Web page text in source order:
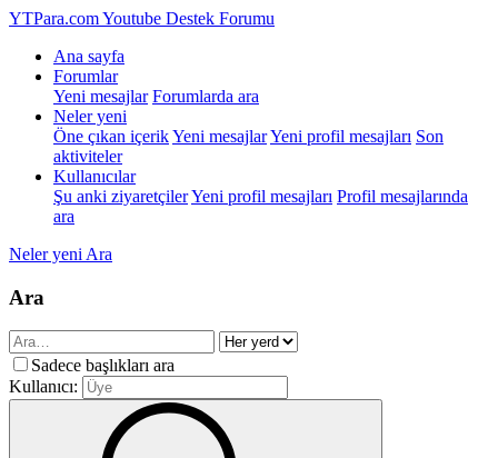
YTPara.comYoutube Destek Forumu
Ana sayfa
Forumlar
Yeni mesajlar Forumlarda ara
Neler yeni
Öne çıkan içerikYeni mesajlarYeni profil mesajları Son
aktiviteler
Kullanıcılar
Şu anki ziyaretçilerYeni profil mesajları Profil mesajlarında
ara
Neler yeni Ara
Ara
Sadece başlıkları ara
Kullanıcı: